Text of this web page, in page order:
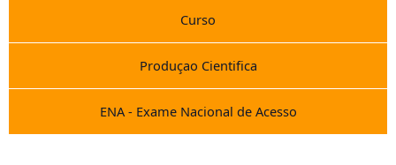
Curso
Produçao Cientifica
ENA - Exame Nacional de Acesso